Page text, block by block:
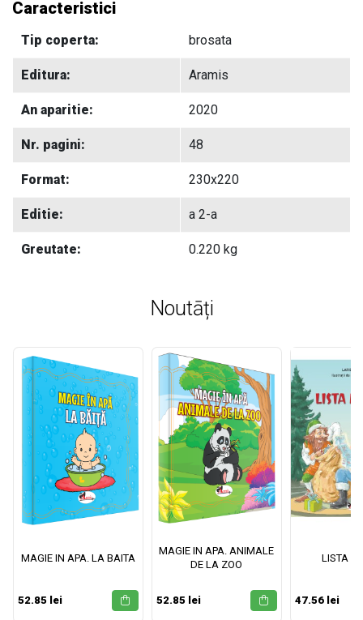
Caracteristici
Tip coperta: brosata
Editura: Aramis
An aparitie: 2020
Nr. pagini: 48
Format: 230x220
Editie: a 2-a
Greutate: 0.220 kg
Noutāți
MAGIE IN APA. LA BAITA
52.85 lei
MAGIE IN APA. ANIMALE
DE LA ZOO
52.85 lei
LISTA
47.56 lei